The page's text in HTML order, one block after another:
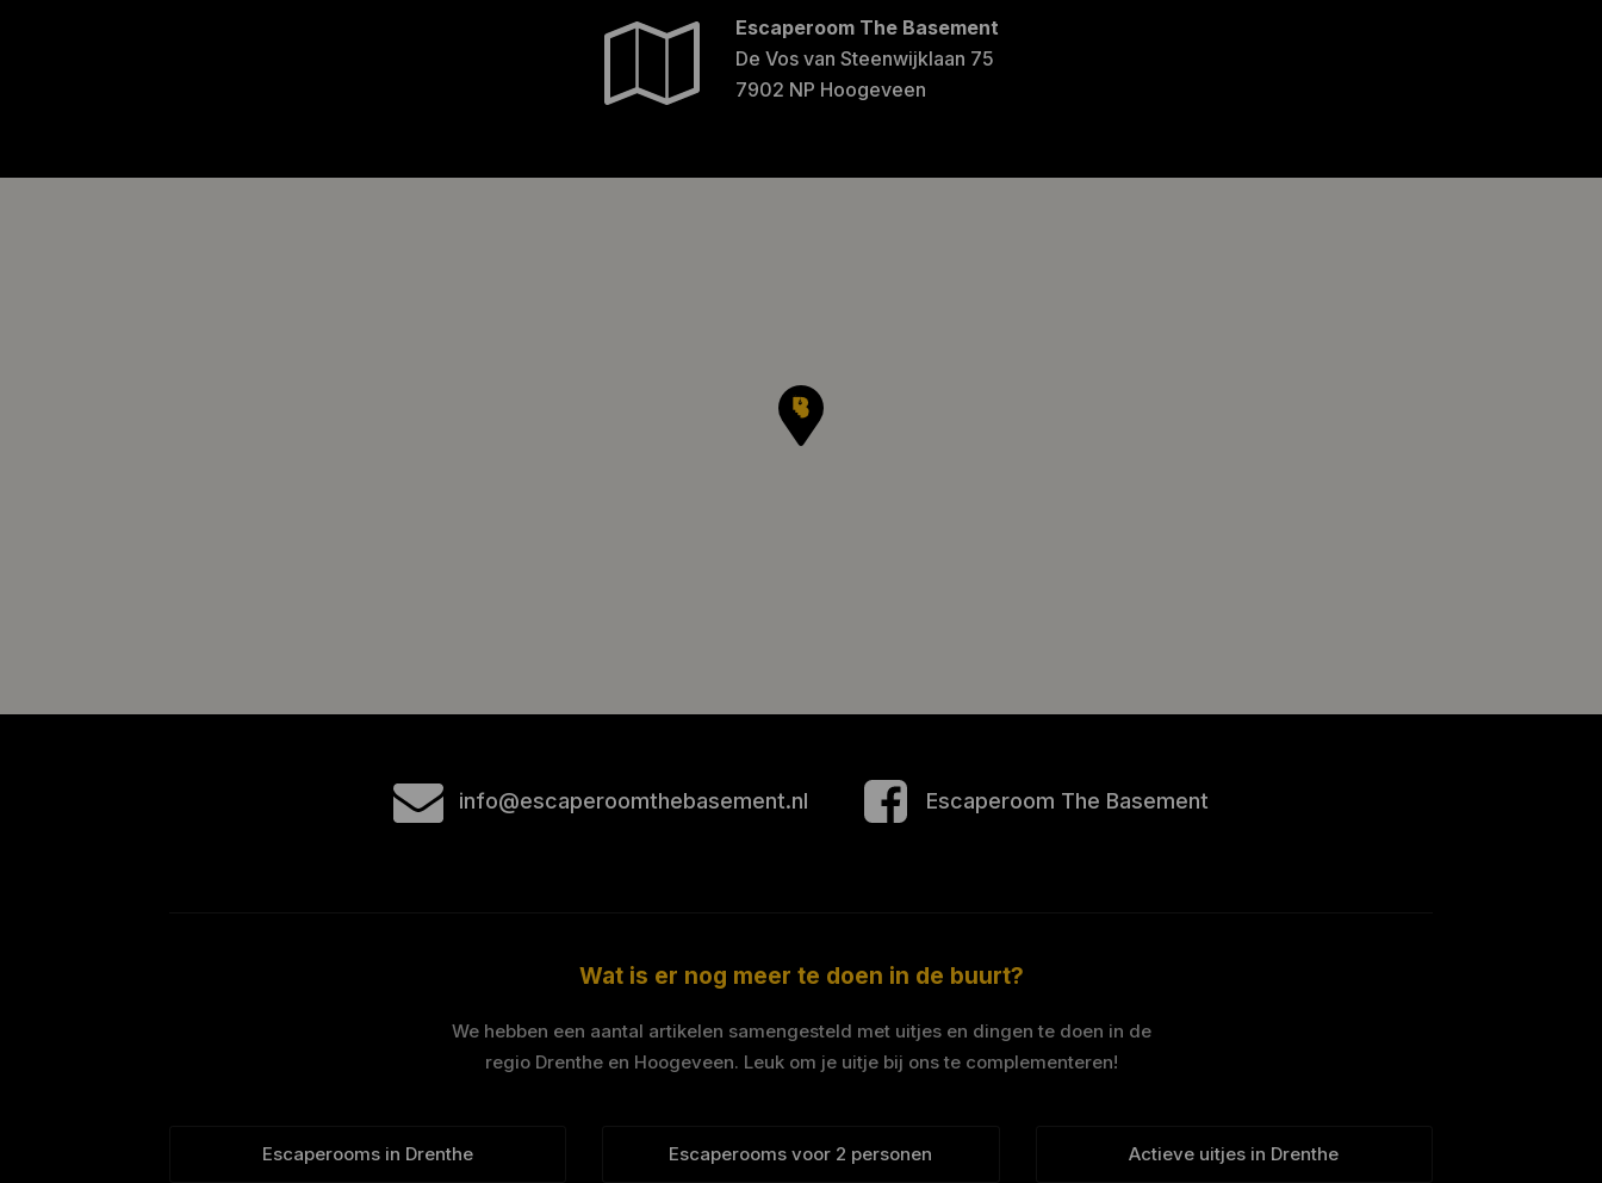
Escaperoom The Basement
De Vos van Steenwijklaan 75
7902 NP Hoogeveen
info@escaperoomthebasement.nl Escaperoom The Basement
Wat is er nog meer te doen in de buurt?
We hebben een aantal artikelen samengesteld met uitjes en dingen te doen in de
regio Drenthe en Hoogeveen. Leuk om je uitje bij ons te complementeren!
Escaperooms in Drenthe Escaperooms voor 2 personen Actieve uitjes in Drenthe